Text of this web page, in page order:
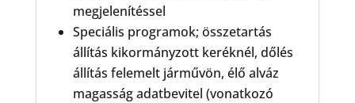
megjelenítéssel
Speciális programok; összetartás
állítás kikormányzott keréknél, dőlés
állítás felemelt járművön, élő alváz
magasság adatbevitel (vonatkozó